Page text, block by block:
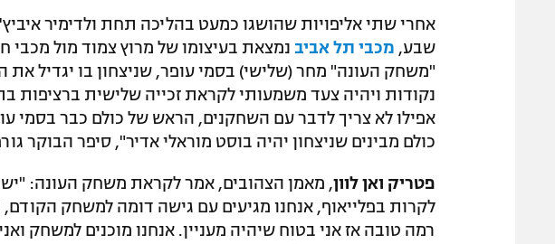
אחרי שתי אליפויות שהושגו כמעט בהליכה תחת ולדימיר
שבע, מכבי תל אביב נמצאת בעיצומו של מרוץ צמוד מול מכבי
"משחק העונה" מחר (שלישי) בסמי עופר, שניצחון בו יגדיל
נקודות ויהיה צעד משמעותי לקראת זכייה שלישית ברציפות
אפילו לא צריך לדבר עם השחקנים, הראש של כולם כבר בסמי
כולם מבינים שניצחון יהיה בוסט מוראלי אדיר", סיפר הבוקר
פטריק ואן לוון, מאמן הצהובים, אמר לקראת משחק העונה: "יש
לקרות בפלייאוף, אנחנו מגיעים עם גישה דומה למשחק
רמה טובה אז אני בטוח שיהיה מעניין. אנחנו מוכנים למשחק